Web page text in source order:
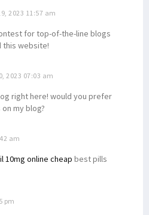
2023 11:57 am
for top-of-the-line blogs
this website!
2023 07:03 am
right here! would you prefer
my blog?
am
10mg online cheap best pills
pm